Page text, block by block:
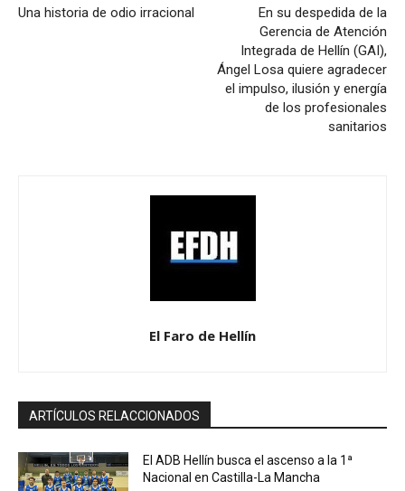
Una historia de odio irracional
En su despedida de la
Gerencia de Atención
Integrada de Hellín (GAI),
Ángel Losa quiere agradecer
el impulso, ilusión y energía
de los profesionales
sanitarios
El Faro de Hellín
ARTÍCULOS RELACCIONADOS
El ADB Hellín busca el ascenso a la 1ª
Nacional en Castilla-La Mancha